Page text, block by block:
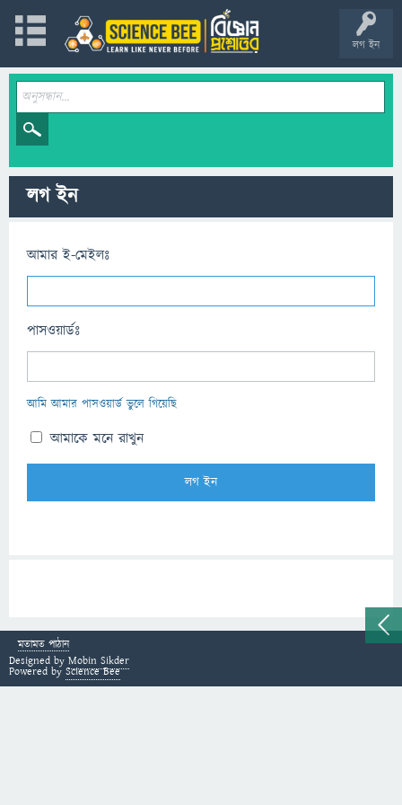
লগ ইন
লগ ইন
আমার ই-মেইলঃ
পাসওয়ার্ডঃ
আমি আমার পাসওয়ার্ড ভুলে গিয়েছি
আমাকে মনে রাখুন
মতামত পাঠান
Designed by Mobin Sikder
Powered by Science Bee